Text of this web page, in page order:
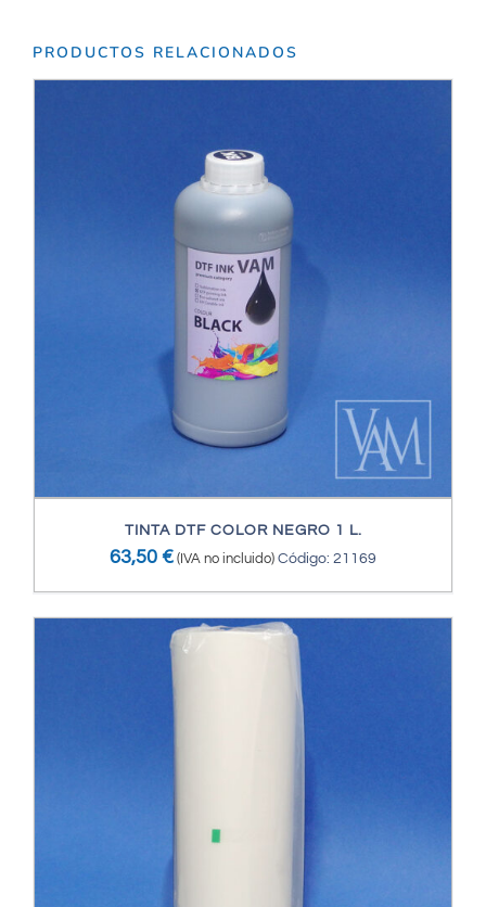
PRODUCTOS RELACIONADOS
TINTA DTF COLOR NEGRO 1 L.
63,50 € (IVA no incluido) Código: 21169